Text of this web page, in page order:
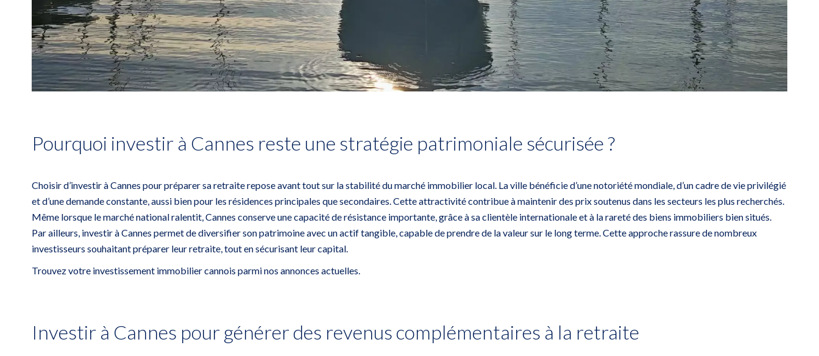
Pourquoi investir à Cannes reste une stratégie patrimoniale sécurisée ?
Choisir d’investir àCannes pour préparer sa retraite repose avant tout sur la stabilité du marché immobilier local. La ville bénéficie d’une notoriété mondiale, d’un cadre de vie privilégié
et d’une demande constante, aussi bien pour les résidences principales que secondaires. Cette attractivité contribue à maintenir des prix soutenus dans les secteurs les plus recherchés.
Même lorsque le marché national ralentit, Cannes conserve une capacité de résistance importante, grâce à sa clientèle internationale et à la rareté des biens immobiliers bien situés.
Par ailleurs, investir à Cannes permet de diversifier son patrimoine avec un actif tangible, capable de prendre de la valeur sur le long terme. Cette approche rassure de nombreux
investisseurs souhaitant préparer leur retraite, tout en sécurisant leur capital.
Trouvez votre investissement immobilier cannois parmi nos annonces actuelles
Investir à Cannes pour générer des revenus complémentaires à la retraite